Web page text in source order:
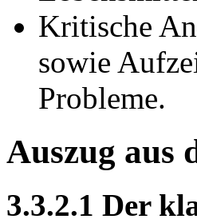
Kritische
sowie
Probleme.
Auszug aus
3.3.2.1 Der